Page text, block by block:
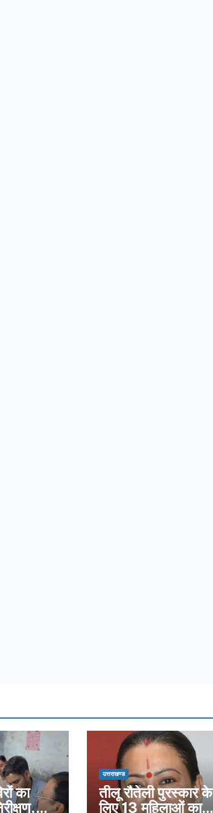
का
उत्तराखण्ड
तीलू रौतेली पुरस्कार के
लिए 13 महिलाओं का